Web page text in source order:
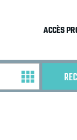
ACCÈS